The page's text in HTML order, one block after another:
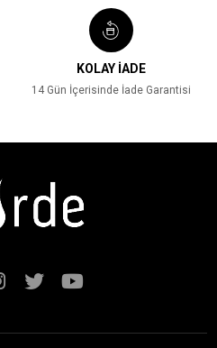
KOLAY İADE
14 Gün İçerisinde İade Garantisi